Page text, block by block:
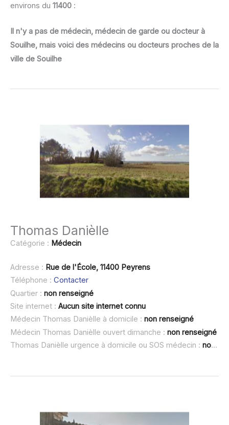
environs du 11400 :
Il n'y a pas de médecin, médecin de garde ou docteur à
Souilhe, mais voici des médecins ou docteurs proches de la
ville de Souilhe
Thomas Danièlle
Catégorie : Médecin
Adresse : Rue de l'École, 11400 Peyrens
Téléphone : Contacter
Quartier : non renseigné
Site internet : Aucun site internet connu
Médecin Thomas Danièlle à domicile : non renseigné
Médecin Thomas Danièlle ouvert dimanche : non renseigné
Thomas Danièlle urgence à domicile ou SOS médecin : non renseigné